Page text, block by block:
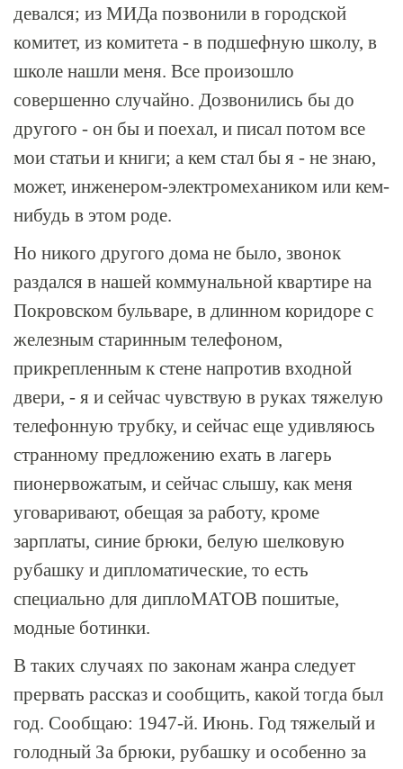
девался; из МИДа позвонили в городской
комитет, из комитета - в подшефную школу, в
школе нашли меня. Все произошло
совершенно случайно. Дозвонились бы до
другого - он бы и поехал, и писал потом все
мои статьи и книги; а кем стал бы я - не знаю,
может, инженером-электромехаником или кем-
нибудь в этом роде.
Но никого другого дома не было, звонок
раздался в нашей коммунальной квартире на
Покровском бульваре, в длинном коридоре с
железным старинным телефоном,
прикрепленным к стене напротив входной
двери, - я и сейчас чувствую в руках тяжелую
телефонную трубку, и сейчас еще удивляюсь
странному предложению ехать в лагерь
пионервожатым, и сейчас слышу, как меня
уговаривают, обещая за работу, кроме
зарплаты, синие брюки, белую шелковую
рубашку и дипломатические, то есть
специально для диплоМАТОВ пошитые,
модные ботинки.
В таких случаях по законам жанра следует
прервать рассказ и сообщить, какой тогда был
год. Сообщаю: 1947-й. Июнь. Год тяжелый и
голодный За брюки, рубашку и особенно за